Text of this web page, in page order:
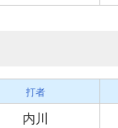
打者
内川